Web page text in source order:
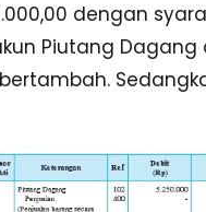
dengan
Piutang Dagang